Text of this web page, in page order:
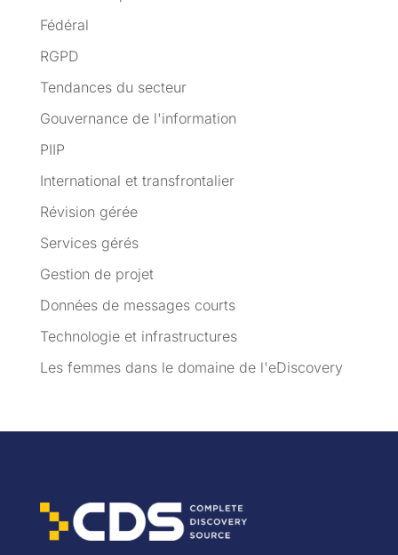
Fédéral
RGPD
Tendances du secteur
Gouvernance de l'information
PIIP
International et transfrontalier
Révision gérée
Services gérés
Gestion de projet
Données de messages courts
Technologie et infrastructures
Les femmes dans le domaine de l'eDiscovery